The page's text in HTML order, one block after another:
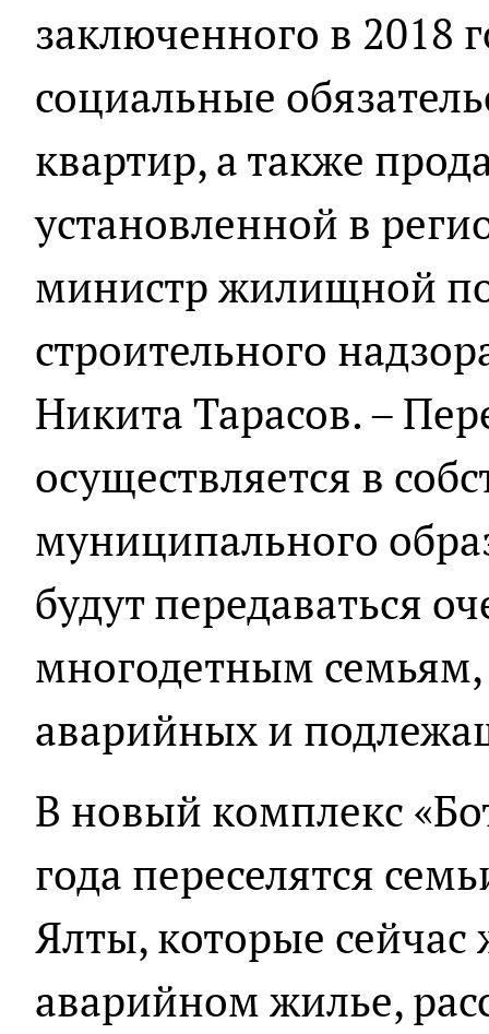
заключенного в 2018
социальные
квартир, а также
установленной в
министр жилищной
строительного
Никита Тарасов. –
осуществляется в
муниципального
будут передаваться
многодетным
аварийных и
В новый комплекс
года переселятся
Ялты, которые сейчас
аварийном жилье,